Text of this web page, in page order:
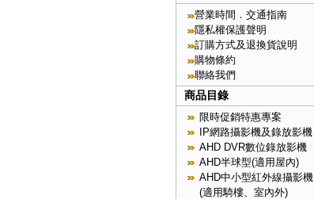
營業時間．交通指南
隱私權保護聲明
訂購方式及退換貨說明
購物條約
聯絡我們
商品目錄
限時促銷特惠專案
IP網路攝影機及錄放影機
AHD DVR數位錄放影機
AHD半球型(適用屋內)
AHD中小型紅外線攝影機
(適用騎樓、室內外)